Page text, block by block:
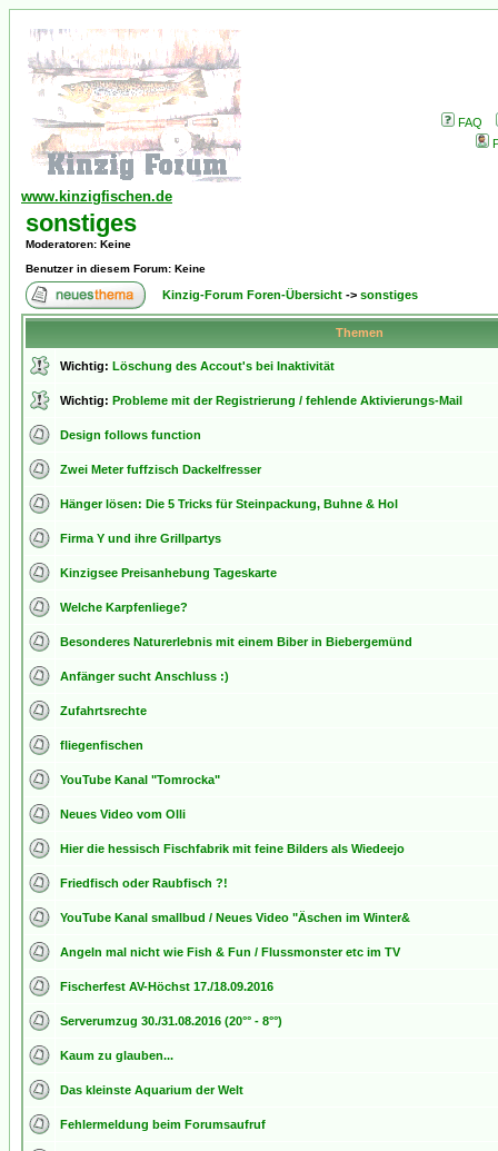
FAQ
www.kinzigfischen.de
sonstiges
Moderatoren: Keine
Benutzer in diesem Forum: Keine
Kinzig-Forum Foren-Übersicht -> sonstiges
Themen
Wichtig: Löschung des Accout's bei Inaktivität
Wichtig: Probleme mit der Registrierung / fehlende Aktivierungs-Mail
Design follows function
Zwei Meter fuffzisch Dackelfresser
Hänger lösen: Die 5 Tricks für Steinpackung, Buhne & Hol
Firma Y und ihre Grillpartys
Kinzigsee Preisanhebung Tageskarte
Welche Karpfenliege?
Besonderes Naturerlebnis mit einem Biber in Biebergemünd
Anfänger sucht Anschluss :)
Zufahrtsrechte
fliegenfischen
YouTube Kanal "Tomrocka"
Neues Video vom Olli
Hier die hessisch Fischfabrik mit feine Bilders als Wiedeejo
Friedfisch oder Raubfisch ?!
YouTube Kanal smallbud / Neues Video "Äschen im Winter&
Angeln mal nicht wie Fish & Fun / Flussmonster etc im TV
Fischerfest AV-Höchst 17./18.09.2016
Serverumzug 30./31.08.2016 (20°° - 8°°)
Kaum zu glauben...
Das kleinste Aquarium der Welt
Fehlermeldung beim Forumsaufruf